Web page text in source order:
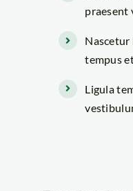
praesent
tempus
Ligula